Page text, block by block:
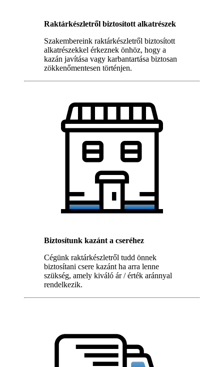
Raktárkészletről biztosított alkatrészek
Szakembereink raktárkészletről biztosított
alkatrészekkel érkeznek önhöz, hogy a
kazán javítása vagy karbantartása biztosan
zökkenőmentesen történjen.
Biztosítunk kazánt a cseréhez
Cégünk raktárkészletről tudd önnek
biztosítani csere kazánt ha arra lenne
szükség, amely kiváló ár / érték aránnyal
rendelkezik.